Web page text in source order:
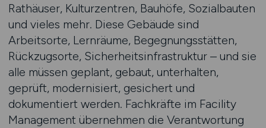
Rathäuser, Kulturzentren, Bauhöfe, Sozialbauten
und vieles mehr. Diese Gebäude sind
Arbeitsorte, Lernräume, Begegnungsstätten,
Rückzugsorte, Sicherheitsinfrastruktur – und sie
alle müssen geplant, gebaut, unterhalten,
geprüft, modernisiert, gesichert und
dokumentiert werden. Fachkräfte im Facility
Management übernehmen die Verantwortung